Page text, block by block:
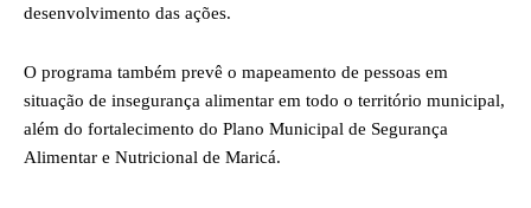
desenvolvimento das ações.
O programa também prevê o mapeamento de pessoas em
situação de insegurança alimentar em todo o território municipal,
além do fortalecimento do Plano Municipal de Segurança
Alimentar e Nutricional de Maricá.